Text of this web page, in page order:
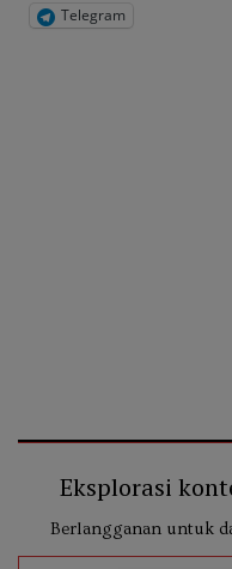
Telegram
Eksplorasi
Berlangganan untuk
Ketikkan email Anda...